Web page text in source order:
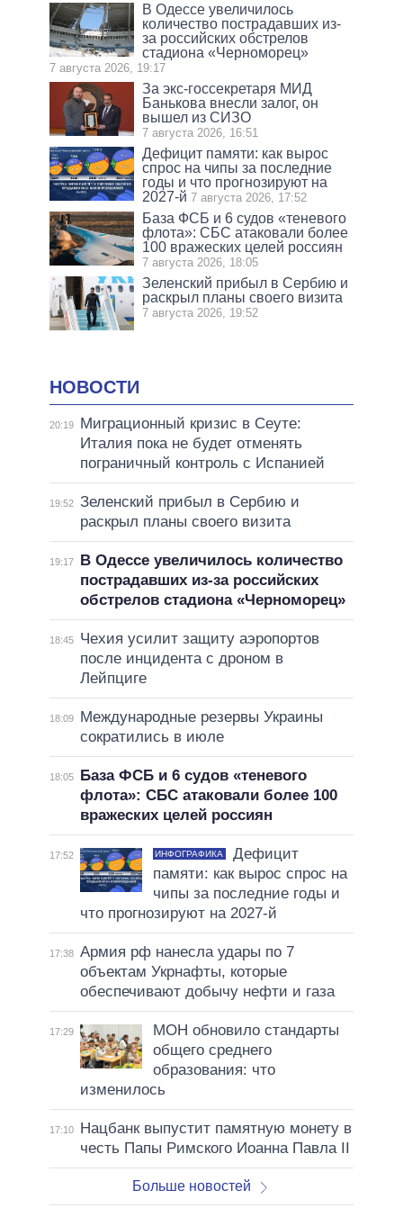
В Одессе увеличилось
количество пострадавших из-
за российских обстрелов
стадиона «Черноморец»
7 августа 2026, 19:17
За экс-госсекретаря МИД
Банькова внесли залог, он
вышел из СИЗО
7 августа 2026, 16:51
Дефицит памяти: как вырос
спрос на чипы за последние
годы и что прогнозируют на
2027-й 7 августа 2026, 17:52
База ФСБ и 6 судов «теневого
флота»: СБС атаковали более
100 вражеских целей россиян
7 августа 2026, 18:05
Зеленский прибыл в Сербию и
раскрыл планы своего визита
7 августа 2026, 19:52
НОВОСТИ
20:19
Миграционный кризис в Сеуте:
Италия пока не будет отменять
пограничный контроль с Испанией
19:52 Зеленский прибыл в Сербию и
раскрыл планы своего визита
19:17
В Одессе увеличилось количество
пострадавших из-за российских
обстрелов стадиона «Черноморец»
18:45
Чехия усилит защиту аэропортов
после инцидента с дроном в
Лейпциге
18:09
Международные резервы Украины
сократились в июле
18:05
База ФСБ и 6 судов «теневого
флота»: СБС атаковали более 100
вражеских целей россиян
17:52 ИНФОГРАФИКА
Дефицит
памяти: как вырос спрос на
чипы за последние годы и
что прогнозируют на 2027-й
17:38 Армия рф нанесла удары по 7
объектам Укрнафты, которые
обеспечивают добычу нефти и газа
17:29
МОН обновило стандарты
общего среднего
образования: что
изменилось
17:10
Нацбанк выпустит памятную монету в
честь Папы Римского Иоанна Павла II
Больше новостей